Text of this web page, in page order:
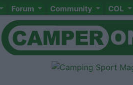
Forum Community COL